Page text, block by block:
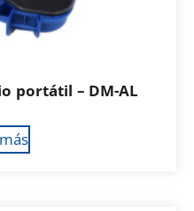
portátil – DM-AL